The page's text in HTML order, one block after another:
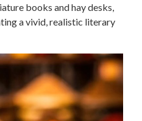
books and hay desks,
a vivid, realistic literary